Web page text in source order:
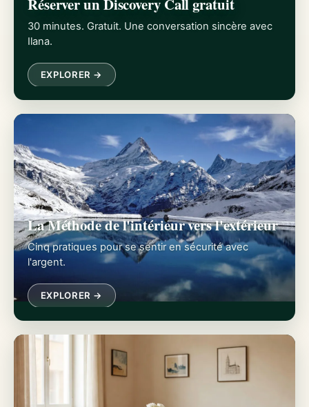
Réserver un Discovery Call gratuit
30 minutes. Gratuit. Une conversation sincère avec
Ilana.
EXPLORER →
La Méthode de l'intérieur vers l'extérieur
Cinq pratiques pour se sentir en sécurité avec
l'argent.
EXPLORER →